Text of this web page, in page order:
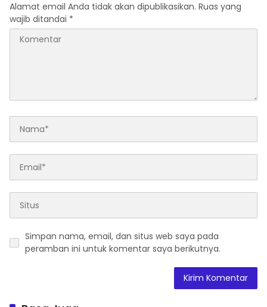
Alamat email Anda tidak akan dipublikasikan. Ruas yang
wajib ditandai *
Simpan nama, email, dan situs web saya pada
peramban ini untuk komentar saya berikutnya.